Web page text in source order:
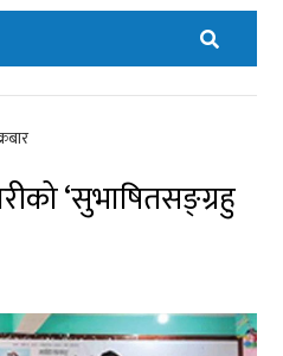
‘सुभाषितसङ्ग्रहु